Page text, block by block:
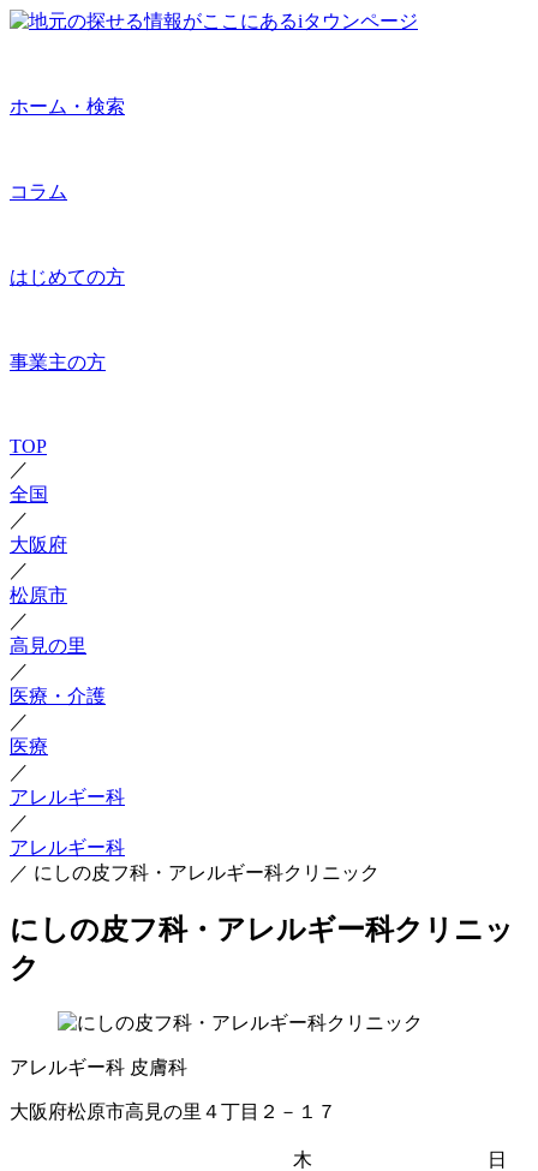
ホーム・検索
コラム
はじめての方
事業主の方
TOP
／
全国
／
大阪府
／
松原市
／
高見の里
／
医療・介護
／
医療
／
アレルギー科
／
アレルギー科
／ にしの皮フ科・アレルギー科クリニック
にしの皮フ科・アレルギー科クリニッ
ク
アレルギー科 皮膚科
大阪府松原市高見の里４丁目２－１７
木
日